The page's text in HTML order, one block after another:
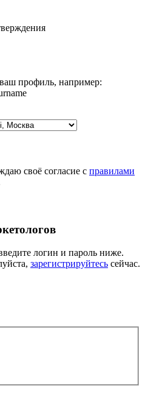
профиль, например:
своё согласие с правилами
логин и пароль ниже.
зарегистрируйтесь сейчас.